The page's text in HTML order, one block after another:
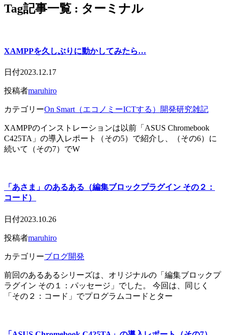
Tag記事一覧 : ターミナル
XAMPPを久しぶりに動かしてみたら…
日付2023.12.17
投稿者maruhiro
カテゴリーOn Smart（エコノミーICTする） 開発研究雑記
XAMPPのインストレーションは以前「ASUS Chromebook
C425TA」の導入レポート（その5）で紹介し、（その6）に
続いて（その7）でW
「あさま」のあるある（編集ブロックプラグイン その２：
コード）
日付2023.10.26
投稿者maruhiro
カテゴリーブログ開発
前回のあるあるシリーズは、オリジナルの「編集ブロックプ
ラグイン その１：パッセージ」でした。 今回は、同じく
「その２：コード」でプログラムコードとター